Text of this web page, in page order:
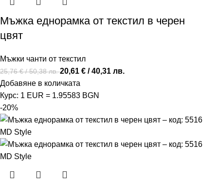
Мъжка еднорамка от текстил в черен
цвят
Мъжки чанти от текстил
25,76€/ 50,38 лв.20,61€ / 40,31 лв.
Добавяне в количката
Курс: 1 EUR = 1.95583 BGN
-20%